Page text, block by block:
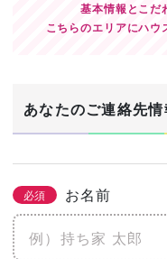
基本情報とこだ
こちらのエリアにハウ
あなたのご連絡先情
必須 お名前